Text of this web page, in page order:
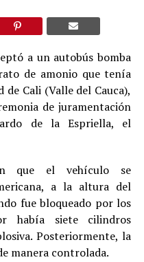
a un autobús bomba
de amonio que tenía
Cali (Valle del Cauca),
de juramentación
de la Espriella, el
que el vehículo se
a la altura del
fue bloqueado por los
había siete cilindros
Posteriormente, la
manera controlada.